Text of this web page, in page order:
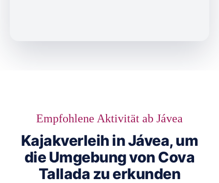
Empfohlene Aktivität ab Jávea
Kajakverleih in Jávea, um
die Umgebung von Cova
Tallada zu erkunden